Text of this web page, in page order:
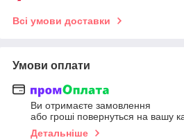
Всі умови доставки
Умови оплати
Ви отримаєте замовлення
або гроші повернуться на вашу
Детальніше